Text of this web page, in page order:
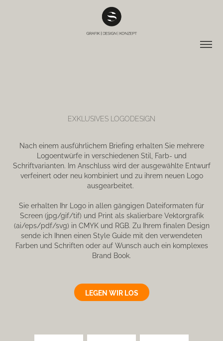
EXKLUSIVES LOGODESIGN
Nach einem ausführlichem Briefing erhalten Sie mehrere
Logoentwürfe in verschiedenen Stil, Farb- und
Schriftvarianten. Im Anschluss wird der ausgewählte Entwurf
verfeinert oder neu kombiniert und zu ihrem neuen Logo
ausgearbeitet.
Sie erhalten Ihr Logo in allen gängigen Dateiformaten für
Screen (jpg/gif/tif) und Print als skalierbare Vektorgrafik
(ai/eps/pdf/svg) in CMYK und RGB. Zu Ihrem finalen Design
sende ich Ihnen einen Style Guide mit den verwendeten
Farben und Schriften oder auf Wunsch auch ein komplexes
Brand Book.
LEGEN WIR LOS